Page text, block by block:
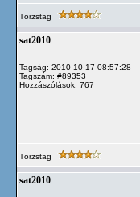
Törzstag
sat2010
Tagság: 2010-10-17 08:57:28
Tagszám: #89353
Hozzászólások: 767
Törzstag
sat2010